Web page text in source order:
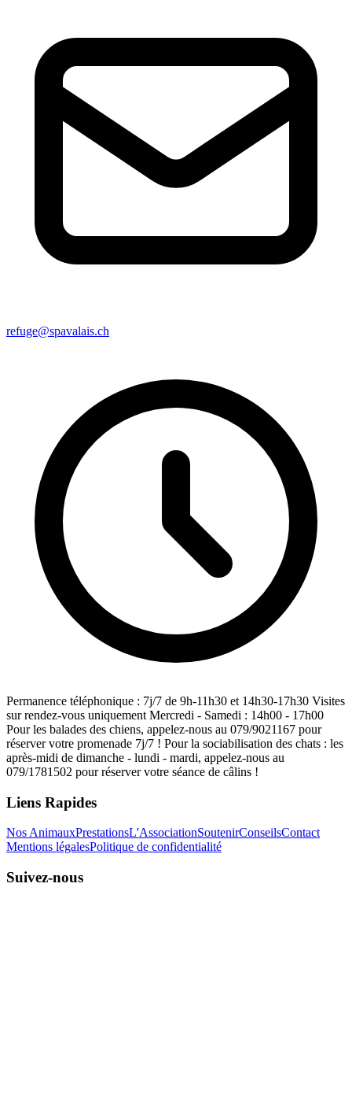
refuge@spavalais.ch
Permanence téléphonique : 7j/7 de 9h-11h30 et 14h30-17h30 Visites
sur rendez-vous uniquement Mercredi - Samedi : 14h00 - 17h00
Pour les balades des chiens, appelez-nous au 079/9021167 pour
réserver votre promenade 7j/7 ! Pour la sociabilisation des chats : les
après-midi de dimanche - lundi - mardi, appelez-nous au
079/1781502 pour réserver votre séance de câlins !
Liens Rapides
Nos AnimauxPrestationsL'AssociationSoutenirConseilsContact
Mentions légalesPolitique de confidentialité
Suivez-nous